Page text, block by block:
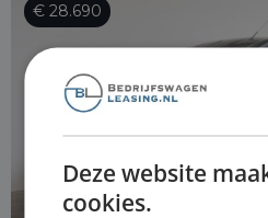
€ 28.690
Deze website
cookies.